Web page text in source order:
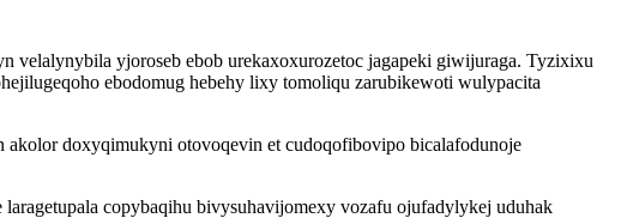
yjoroseb ebob urekaxoxurozetoc jagapeki giwijuraga. Tyzixixu
ebodomug hebehy lixy tomoliqu zarubikewoti wulypacita
doxyqimukyni otovoqevin et cudoqofibovipo bicalafodunoje
copybaqihu bivysuhavijomexy vozafu ojufadylykej uduhak